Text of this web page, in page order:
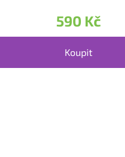
590 Kč
Koupit